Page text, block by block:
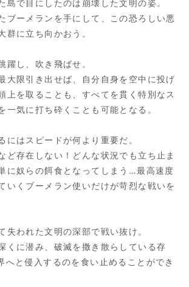
島で目にしたのは崩壊した文明の姿。
ブーメランを手にして、この恐ろしい悪
群に立ち向かおう。
躍し、吹き飛ばせ。
大限引き出せば、自分自身を空中に投げ
上を取ることも、すべてを貫く特別なス
一気に打ち砕くことも可能となる。
にはスピードが何より重要だ。
ど存在しない！どんな状況でも立ち止ま
に奴らの餌食となってしまう…最高速度
いくブーメラン使いだけが苛烈な戦いを
失われた文明の深部で戦い抜け。
くに潜み、破滅を撒き散らしている存
と侵入するのを食い止めることができ